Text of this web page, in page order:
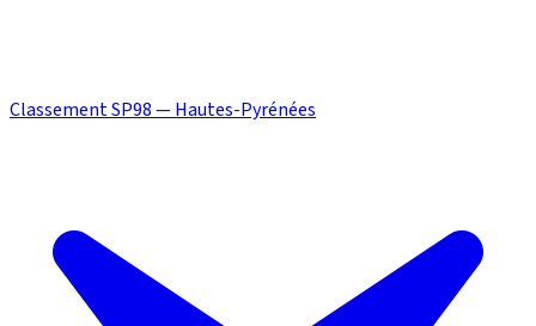
Classement SP98 — Hautes-Pyrénées